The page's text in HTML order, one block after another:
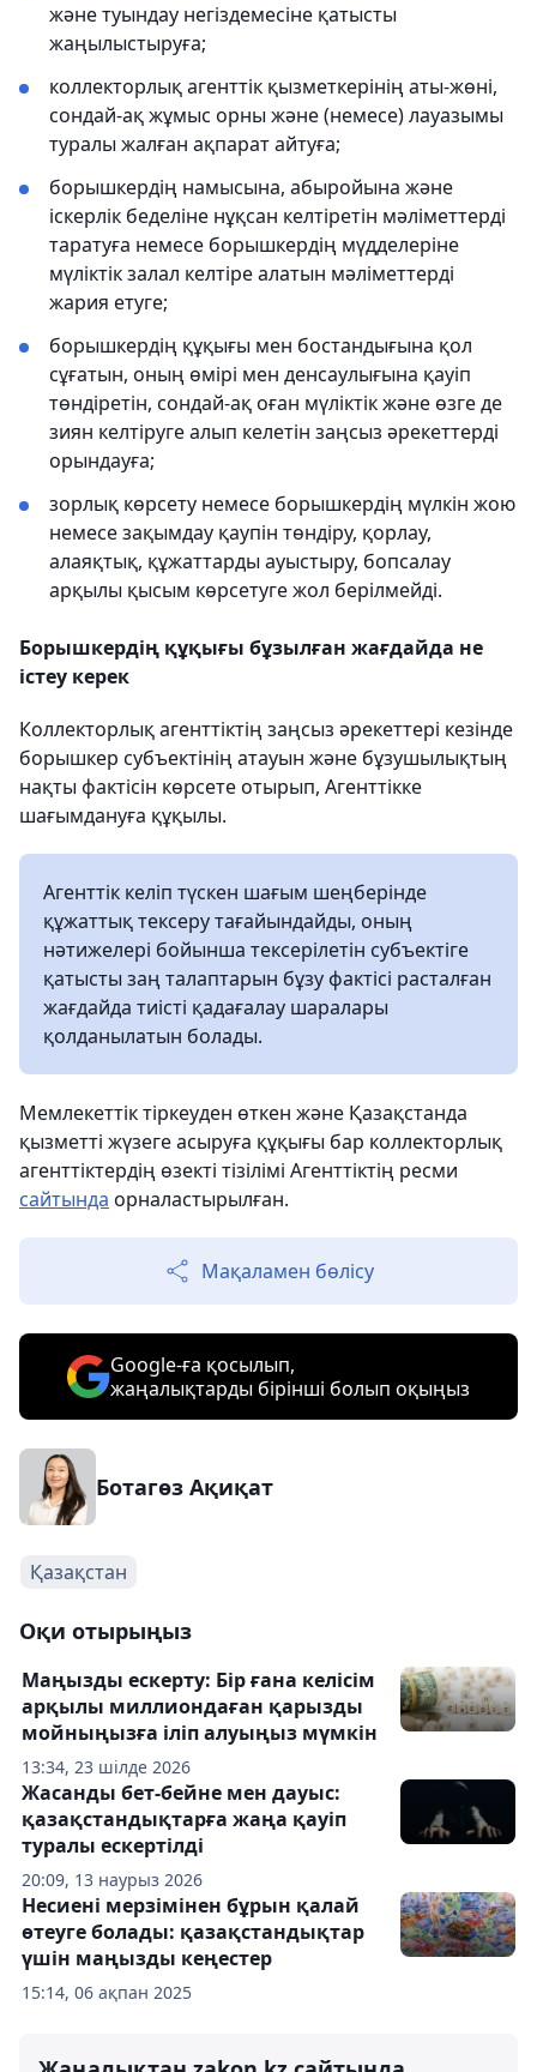
және туындау негіздемесіне қатысты
жаңылыстыруға;
коллекторлық агенттік қызметкерінің аты-жөні,
сондай-ақ жұмыс орны және (немесе) лауазымы
туралы жалған ақпарат айтуға;
борышкердің намысына, абыройына және
іскерлік беделіне нұқсан келтіретін мәліметтерді
таратуға немесе борышкердің мүдделеріне
мүліктік залал келтіре алатын мәліметтерді
жария етуге;
борышкердің құқығы мен бостандығына қол
сұғатын, оның өмірі мен денсаулығына қауіп
төндіретін, сондай-ақ оған мүліктік және өзге де
зиян келтіруге алып келетін заңсыз әрекеттерді
орындауға;
зорлық көрсету немесе борышкердің мүлкін жою
немесе зақымдау қаупін төндіру, қорлау,
алаяқтық, құжаттарды ауыстыру, бопсалау
арқылы қысым көрсетуге жол берілмейді.
Борышкердің құқығы бұзылған жағдайда не
істеу керек
Коллекторлық агенттіктің заңсыз әрекеттері кезінде
борышкер субъектінің атауын және бұзушылықтың
нақты фактісін көрсете отырып, Агенттікке
шағымдануға құқылы.
Агенттік келіп түскен шағым шеңберінде
құжаттық тексеру тағайындайды, оның
нәтижелері бойынша тексерілетін субъектіге
қатысты заң талаптарын бұзу фактісі расталған
жағдайда тиісті қадағалау шаралары
қолданылатын болады.
Мемлекеттік тіркеуден өткен және Қазақстанда
қызметті жүзеге асыруға құқығы бар коллекторлық
агенттіктердің өзекті тізілімі Агенттіктің ресми
сайтында орналастырылған.
Мақаламен бөлісу
Google-ға қосылып,
жаңалықтарды бірінші болып оқыңыз
Ботагөз Ақиқат
Қазақстан
Оқи отырыңыз
13:34, 23 шілде 2026
Маңызды ескерту: Бір ғана келісім
арқылы миллиондаған қарызды
мойныңызға іліп алуыңыз мүмкін
20:09, 13 наурыз 2026
Жасанды бет-бейне мен дауыс:
қазақстандықтарға жаңа қауіп
туралы ескертілді
15:14, 06 ақпан 2025
Несиені мерзімінен бұрын қалай
өтеуге болады: қазақстандықтар
үшін маңызды кеңестер